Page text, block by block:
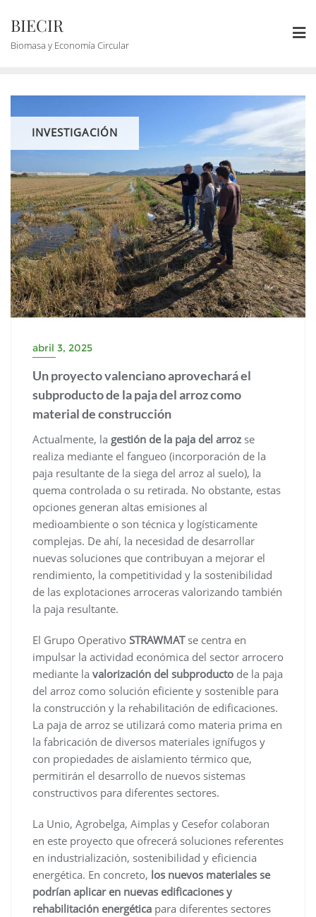
BIECIR
Biomasa y Economía Circular
INVESTIGACIÓN
abril 3, 2025
Un proyecto valenciano aprovechará el
subproducto de la paja del arroz como
material de construcción
Actualmente, la gestión de la paja del arroz se
realiza mediante el fangueo (incorporación de la
paja resultante de la siega del arroz al suelo), la
quema controlada o su retirada. No obstante, estas
opciones generan altas emisiones al
medioambiente o son técnica y logísticamente
complejas. De ahí, la necesidad de desarrollar
nuevas soluciones que contribuyan a mejorar el
rendimiento, la competitividad y la sostenibilidad
de las explotaciones arroceras valorizando también
la paja resultante.
El Grupo Operativo STRAWMATse centra en
impulsar la actividad económica del sector arrocero
mediante la valorización del subproducto de la paja
del arroz como solución eficiente y sostenible para
la construcción y la rehabilitación de edificaciones.
La paja de arroz se utilizará como materia prima en
la fabricación de diversos materiales ignífugos y
con propiedades de aislamiento térmico que,
permitirán el desarrollo de nuevos sistemas
constructivos para diferentes sectores.
La Unio, Agrobelga, Aimplas y Cesefor colaboran
en este proyecto que ofrecerá soluciones referentes
en industrialización, sostenibilidad y eficiencia
energética. En concreto, los nuevos materiales se
podrían aplicar en nuevas edificaciones y
rehabilitación energética para diferentes sectores